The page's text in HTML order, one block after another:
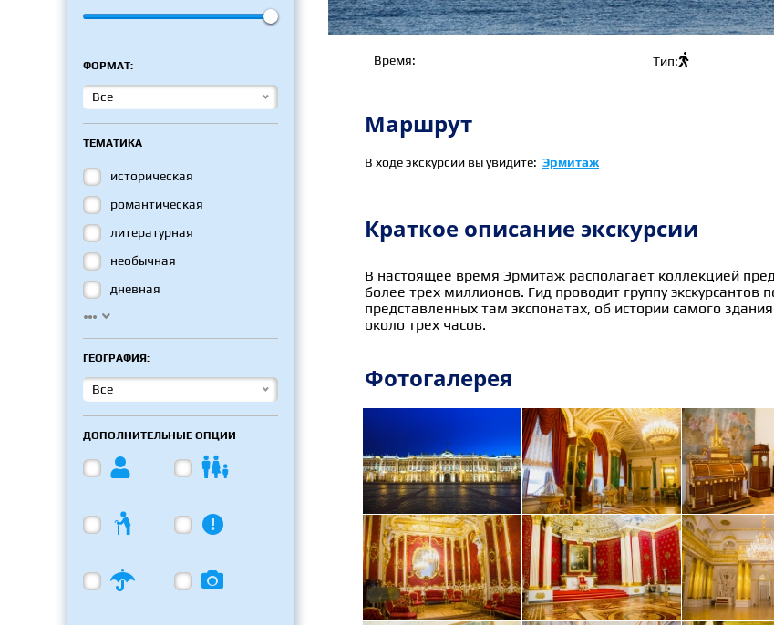
ФОРМАТ:
Все
ТЕМАТИКА
историческая
романтическая
литературная
необычная
дневная
 
ГЕОГРАФИЯ:
Все
ДОПОЛНИТЕЛЬНЫЕ ОПЦИИ


 
Время: Тип:
Маршрут
В ходе экскурсии вы увидите: Эрмитаж
Краткое описание экскурсии
В настоящее время Эрмитаж располагает коллекцией
более трех миллионов. Гид проводит группу
представленных там экспонатах, об истории самого
около трех часов.
Фотогалерея